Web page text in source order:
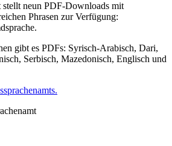
stellt neun PDF-Downloads mit
Phrasen zur Verfügung:
gibt es PDFs: Syrisch-Arabisch, Dari,
Serbisch, Mazedonisch, Englisch und